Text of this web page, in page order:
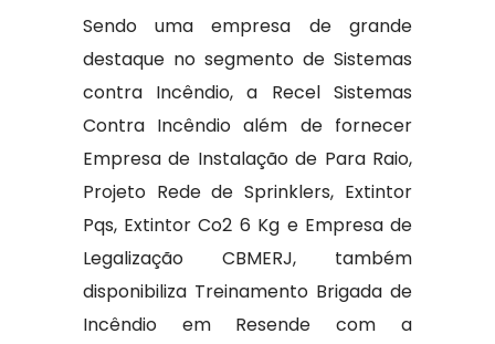
Sendo uma empresa de grande
destaque no segmento de Sistemas
contra Incêndio, a Recel Sistemas
Contra Incêndio além de fornecer
Empresa de Instalação de Para Raio,
Projeto Rede de Sprinklers, Extintor
Pqs, Extintor Co2 6 Kg e Empresa de
Legalização CBMERJ, também
disponibiliza Treinamento Brigada de
Incêndio em Resende com a